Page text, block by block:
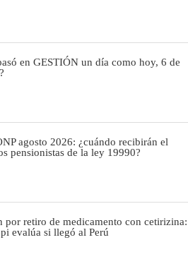
en GESTIÓN un día como hoy, 6 de
agosto 2026: ¿cuándo recibirán el
pensionistas de la ley 19990?
por retiro de medicamento con cetirizina:
evalúa si llegó al Perú